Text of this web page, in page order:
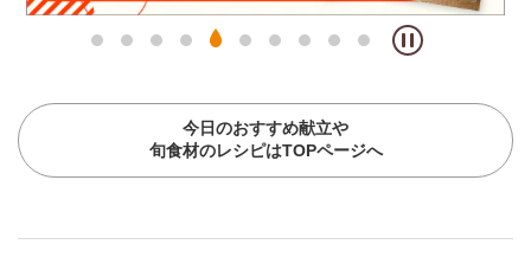
今日のおすすめ献立や
旬食材のレシピはTOPページへ